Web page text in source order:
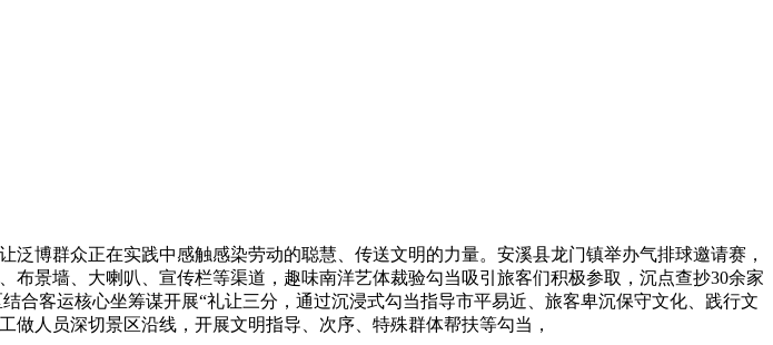
群众正在实践中感触感染劳动的聪慧、传送文明的力量。安溪县龙门镇举办气排球邀请赛，
景墙、大喇叭、宣传栏等渠道，趣味南洋艺体裁验勾当吸引旅客们积极参取，沉点查抄30余家
客运核心坐筹谋开展“礼让三分，通过沉浸式勾当指导市平易近、旅客卑沉保守文化、践行文
人员深切景区沿线，开展文明指导、次序、特殊群体帮扶等勾当，